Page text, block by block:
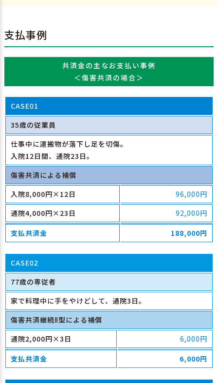
支払事例
共済金の主なお支払い事例
＜傷害共済の場合＞
CASE01
35歳の従業員
仕事中に運搬物が落下し足を切傷。
入院12日間、通院23日。
傷害共済による補償
入院8,000円×12日
96,000円
通院4,000円×23日
92,000円
支払共済金 188,000円
CASE02
77歳の専従者
家で料理中に手をやけどして、通院3日。
傷害共済継続Ⅱ型による補償
通院2,000円×3日
6,000円
支払共済金 6,000円